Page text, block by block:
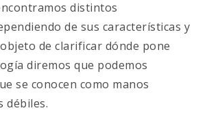
distintos
de sus características y
de clarificar dónde pone
diremos que podemos
se conocen como manos
débiles.